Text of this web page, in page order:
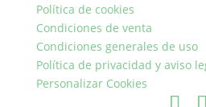
Política de cookies
Condiciones de venta
Condiciones generales de uso
Política de privacidad y aviso
Personalizar Cookies